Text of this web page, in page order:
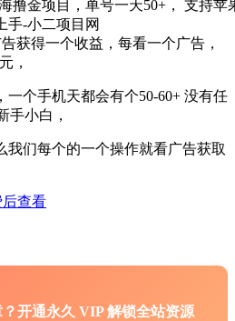
获得一个收益，每看一个广告，
，
一个手机天都会有个50-60+ 没有任
手小白，
我们每个的一个操作就看广告获取
查看
开通永久 VIP 解锁全站资源